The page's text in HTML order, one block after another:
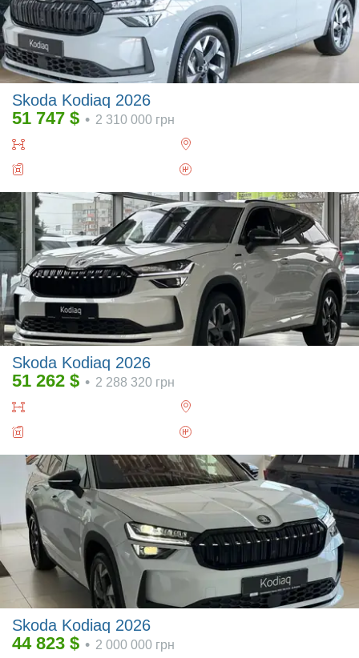
Skoda Kodiaq 2026
51 747 $ • 2 310 000 грн
Skoda Kodiaq 2026
51 262 $ • 2 288 320 грн
Skoda Kodiaq 2026
44 823 $ • 2 000 000 грн